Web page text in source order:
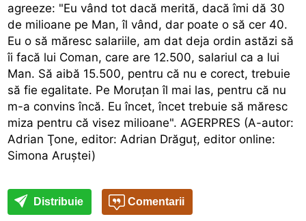
agreeze: "Eu vând tot dacă merită, dacă îmi dă 30
de milioane pe Man, îl vând, dar poate o să cer 40.
Eu o să măresc salariile, am dat deja ordin astăzi să
îi facă lui Coman, care are 12.500, salariul ca a lui
Man. Să aibă 15.500, pentru că nu e corect, trebuie
să fie egalitate. Pe Moruţan îl mai las, pentru că nu
m-a convins încă. Eu încet, încet trebuie să măresc
miza pentru că visez milioane". AGERPRES (A-autor:
Adrian Ţone, editor: Adrian Drăguţ, editor online:
Simona Aruştei)
Distribuie Comentarii